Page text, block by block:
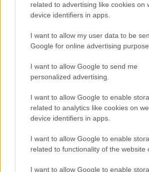
related to advertising like cookies on
device identifiers in apps.
I want to allow my user data to be
Google for online advertising
I want to allow Google to send me
personalized advertising.
I want to allow Google to enable
related to analytics like cookies on
device identifiers in apps.
I want to allow Google to enable
related to functionality of the website
I want to allow Google to enable
Υπέροχες παραλίες
Τι να πρωτοπεί κανείς για τις
νησιού… ΗΛάκκαείναι μια από
και βρίσκεται στο βόρειο τμήμα